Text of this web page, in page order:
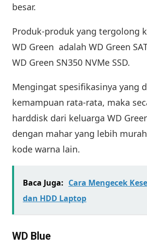
besar.
Produk-produk yang tergolong
WD Green adalah WD Green
WD Green SN350 NVMe SSD.
Mengingat spesifikasinya yang
kemampuan rata-rata, maka
harddisk dari keluarga WD
dengan mahar yang lebih
kode warna lain.
Baca Juga: Cara Mengecek
dan HDD Laptop
WD Blue